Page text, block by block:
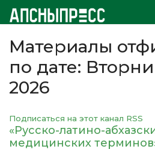
Материалы
по дате:
2026
Подписаться на этот канал RSS
«Русско-латино-
медицинских